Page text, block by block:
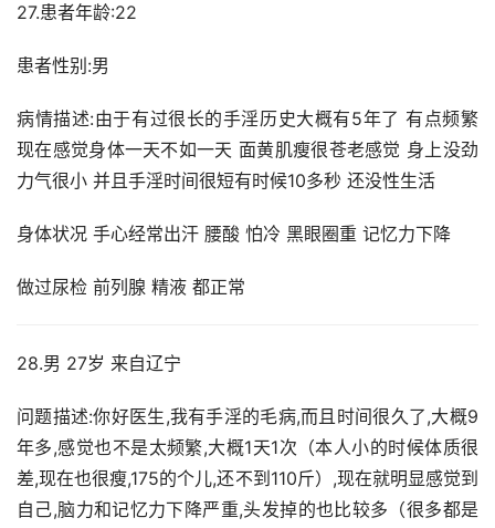
27.患者年龄:22
患者性别:男
病情描述:由于有过很长的手淫历史大概有5年了 有点频繁
现在感觉身体一天不如一天 面黄肌瘦很苍老感觉 身上没劲
力气很小 并且手淫时间很短有时候10多秒 还没性生活
身体状况 手心经常出汗 腰酸 怕冷 黑眼圈重 记忆力下降
做过尿检 前列腺 精液 都正常
28.男 27岁 来自辽宁
问题描述:你好医生,我有手淫的毛病,而且时间很久了,大概9
年多,感觉也不是太频繁,大概1天1次（本人小的时候体质很
差,现在也很瘦,175的个儿,还不到110斤）,现在就明显感觉到
自己,脑力和记忆力下降严重,头发掉的也比较多（很多都是